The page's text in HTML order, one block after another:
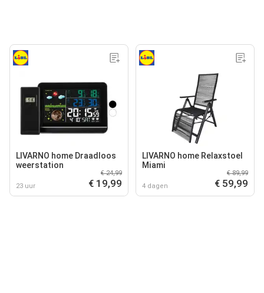
LIVARNO home Draadloos
weerstation
23 uur
€ 24,99
€ 19,99
LIVARNO home Relaxstoel
Miami
4 dagen
€ 89,99
€ 59,99